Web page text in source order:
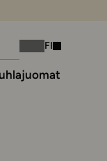
Instagram
Facebook
FI